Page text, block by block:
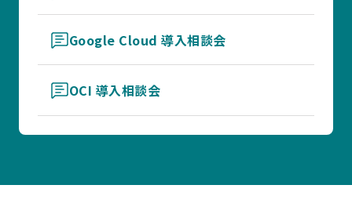
Google Cloud 導入相談会
OCI 導入相談会